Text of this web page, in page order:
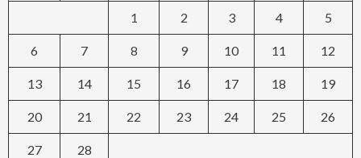
1 2 3 4 5
6 7 8 9 10 11 12
13 14 15 16 17 18 19
20 21 22 23 24 25 26
27 28